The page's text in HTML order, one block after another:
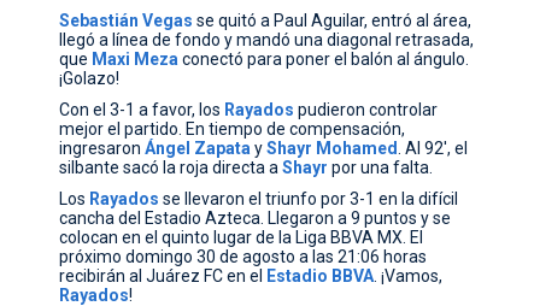
Sebastián Vegas se quitó a Paul Aguilar, entró al área,
llegó a línea de fondo y mandó una diagonal retrasada,
que Maxi Meza conectó para poner el balón al ángulo.
¡Golazo!
Con el 3-1 a favor, los Rayados pudieron controlar
mejor el partido. En tiempo de compensación,
ingresaronÁngel Zapata yShayr Mohamed . Al 92', el
silbante sacó la roja directa aShayr por una falta.
Los Rayados se llevaron el triunfo por 3-1 en la difícil
cancha del Estadio Azteca. Llegaron a 9 puntos y se
colocan en el quinto lugar de la Liga BBVA MX. El
próximo domingo 30 de agosto a las 21:06 horas
recibirán al Juárez FC en el
Estadio BBVA . ¡Vamos,
Rayados!